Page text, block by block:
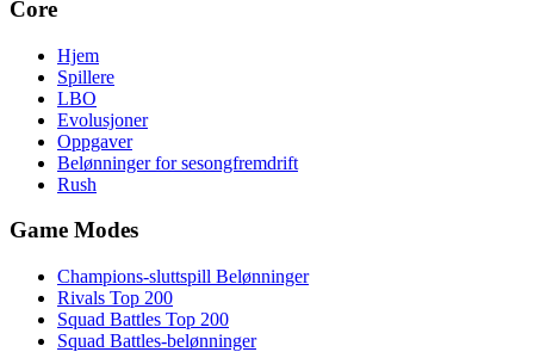
Core
Hjem
Spillere
LBO
Evolusjoner
Oppgaver
Belønninger for sesongfremdrift
Rush
Game Modes
Champions-sluttspill Belønninger
Rivals Top 200
Squad Battles Top 200
Squad Battles-belønninger